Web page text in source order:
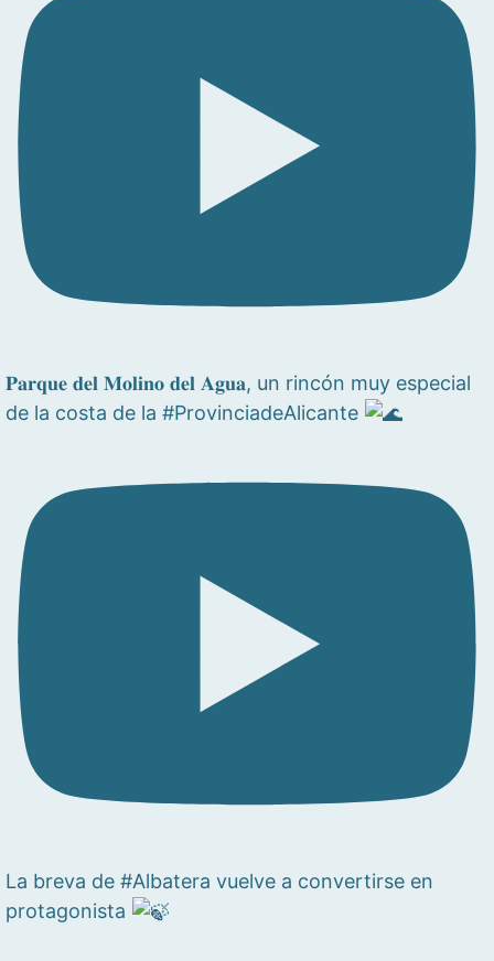
𝐏𝐚𝐫𝐪𝐮𝐞 𝐝𝐞𝐥 𝐌𝐨𝐥𝐢𝐧𝐨 𝐝𝐞𝐥 𝐀𝐠𝐮𝐚, un rincón muy especial
de la costa de la #ProvinciadeAlicante
La breva de #Albatera vuelve a convertirse en
protagonista